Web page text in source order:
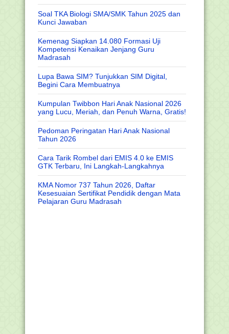
Soal TKA Biologi SMA/SMK Tahun 2025 dan
Kunci Jawaban
Kemenag Siapkan 14.080 Formasi Uji
Kompetensi Kenaikan Jenjang Guru
Madrasah
Lupa Bawa SIM? Tunjukkan SIM Digital,
Begini Cara Membuatnya
Kumpulan Twibbon Hari Anak Nasional 2026
yang Lucu, Meriah, dan Penuh Warna, Gratis!
Pedoman Peringatan Hari Anak Nasional
Tahun 2026
Cara Tarik Rombel dari EMIS 4.0 ke EMIS
GTK Terbaru, Ini Langkah-Langkahnya
KMA Nomor 737 Tahun 2026, Daftar
Kesesuaian Sertifikat Pendidik dengan Mata
Pelajaran Guru Madrasah